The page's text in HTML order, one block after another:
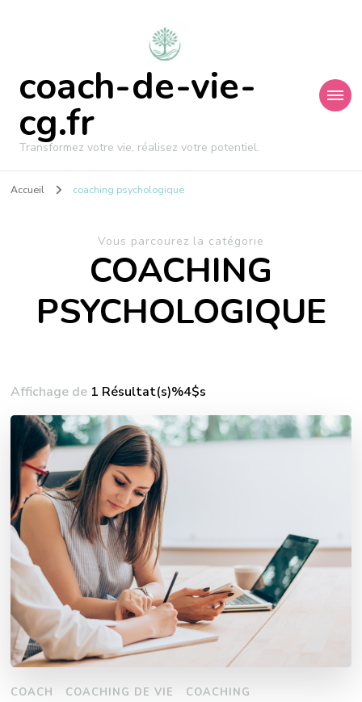
coach-de-vie-
cg.fr
Transformez votre vie, réalisez votre potentiel.
Accueil coaching psychologique
Vous parcourez la catégorie
COACHING
PSYCHOLOGIQUE
Affichage de 1 Résultat(s)%4$s
COACH COACHING DE VIE
COACHING